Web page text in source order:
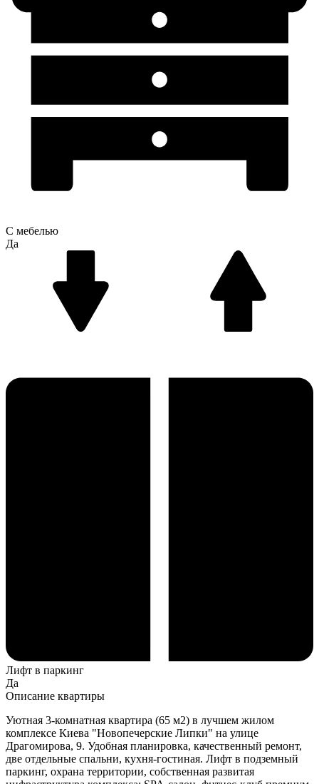
С мебелью
Да
Лифт в паркинг
Да
Описание квартиры
Уютная 3-комнатная квартира (65 м2) в лучшем жилом
комплексе Киева "Новопечерские Липки" на улице
Драгомирова, 9. Удобная планировка, качественный ремонт,
две отдельные спальни, кухня-гостиная. Лифт в подземный
паркинг, охрана территории, собственная развитая